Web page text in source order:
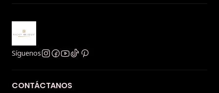
Síguenos
CONTÁCTANOS